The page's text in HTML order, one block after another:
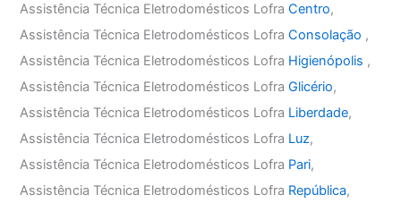
Assistência Técnica Eletrodomésticos LofraCentro,
Assistência Técnica Eletrodomésticos LofraConsolação ,
Assistência Técnica Eletrodomésticos Lofra Higienópolis ,
Assistência Técnica Eletrodomésticos LofraGlicério,
Assistência Técnica Eletrodomésticos Lofra Liberdade,
Assistência Técnica Eletrodomésticos Lofra Luz,
Assistência Técnica Eletrodomésticos Lofra Pari,
Assistência Técnica Eletrodomésticos Lofra República,